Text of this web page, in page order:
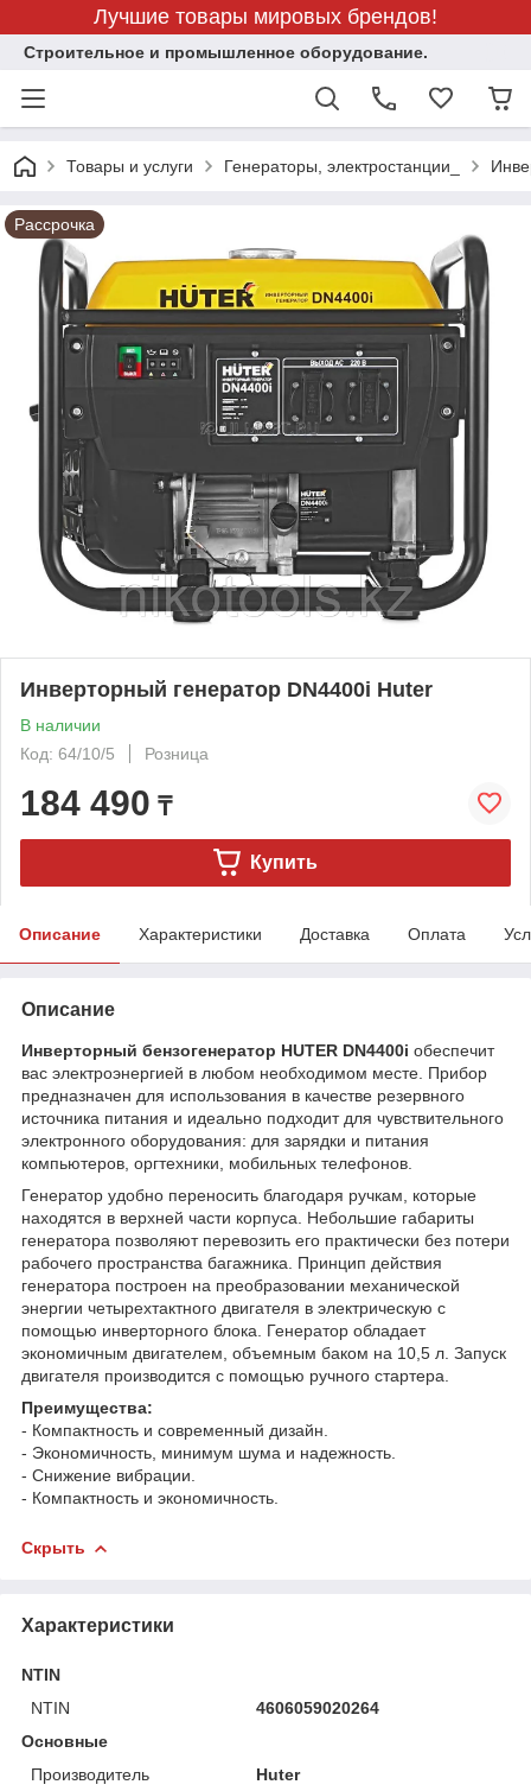
Лучшие товары мировых брендов!
Строительное и промышленное оборудование.
Товары и услуги Генераторы, электростанции_
Рассрочка
Инверторный генератор DN4400i Huter
В наличии
Код: 64/10/5
Розница
184 490 ₸
Купить
Описание Характеристики Доставка Оплата
Описание
Инверторный бензогенератор HUTER DN4400i обеспечит
вас электроэнергией в любом необходимом месте. Прибор
предназначен для использования в качестве резервного
источника питания и идеально подходит для чувствительного
электронного оборудования: для зарядки и питания
компьютеров, оргтехники, мобильных телефонов.
Генератор удобно переносить благодаря ручкам, которые
находятся в верхней части корпуса. Небольшие габариты
генератора позволяют перевозить его практически без потери
рабочего пространства багажника. Принцип действия
генератора построен на преобразовании механической
энергии четырехтактного двигателя в электрическую с
помощью инверторного блока. Генератор обладает
экономичным двигателем, объемным баком на 10,5 л. Запуск
двигателя производится с помощью ручного стартера.
Преимущества:
- Компактность и современный дизайн.
- Экономичность, минимум шума и надежность.
- Снижение вибрации.
- Компактность и экономичность.
Скрыть
Характеристики
NTIN
NTIN
4606059020264
Основные
Производитель
Huter